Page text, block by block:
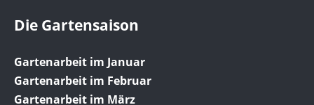
Die Gartensaison
Gartenarbeit im Januar
Gartenarbeit im Februar
Gartenarbeit im März